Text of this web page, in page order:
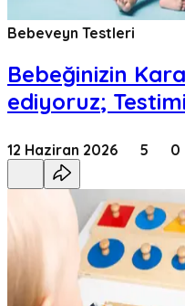
Bebeveyn Testleri
Bebeğinizin
ediyoruz;
12 Haziran 2026 5 0